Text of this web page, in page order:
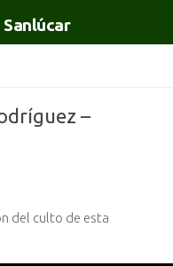
–
del culto de esta